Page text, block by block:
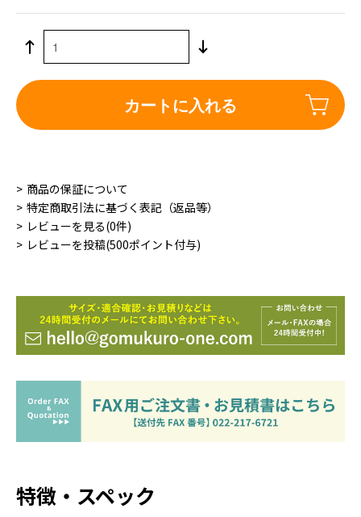
カートに入れる
商品の保証について
特定商取引法に基づく表記（返品等）
レビューを見る(0件)
レビューを投稿(500ポイント付与)
特徴・スペック